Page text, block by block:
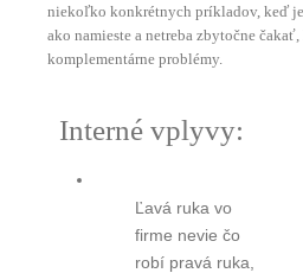
niekoľko konkrétnych príkladov, keď
ako namieste a netreba zbytočne
komplementárne problémy.
Interné vplyvy:
Ľavá ruka vo
firme nevie čo
robí pravá ruka,